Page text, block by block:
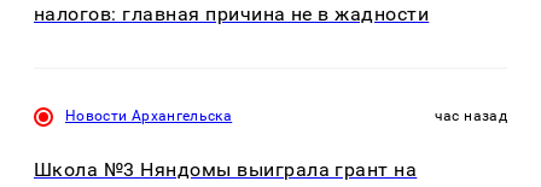
налогов: главная причина не в жадности
Новости Архангельска час назад
Школа №3 Няндомы выиграла грант на